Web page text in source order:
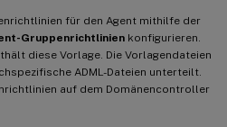
für den Agent mithilfe der
Gruppenrichtlinien konfigurieren.
diese Vorlage. Die Vorlagendateien
ADML-Dateien unterteilt.
auf dem Domänencontroller